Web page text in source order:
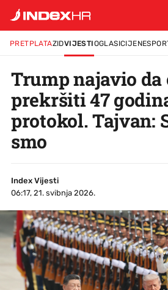
PRETPLATAZIDVIJESTIOGLASICIJENE
Trump najavio da
prekršiti 47
protokol. Tajvan:
smo
Index Vijesti
06:17, 21. svibnja 2026.